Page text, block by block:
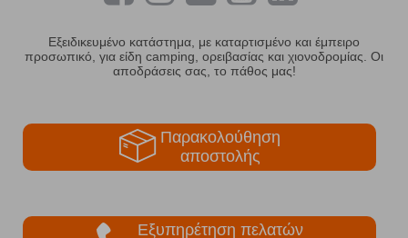
Εξειδικευμένο κατάστημα, με καταρτισμένο και έμπειρο
προσωπικό, για είδη camping, ορειβασίας και χιονοδρομίας. Οι
αποδράσεις σας, το πάθος μας!
Παρακολούθηση
αποστολής
Εξυπηρέτηση πελατών